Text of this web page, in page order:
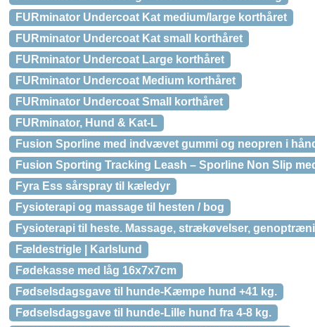
FURminator Undercoat Kat medium/large korthåret
FURminator Undercoat Kat small korthåret
FURminator Undercoat Large korthåret
FURminator Undercoat Medium korthåret
FURminator Undercoat Small korthåret
FURminator, Hund & Kat-L
Fusion Sporline med indvævet gummi og neopren i
Fusion Sporting Tracking Leash – Sporline Non Slip
Fyra Ess sårspray til kæledyr
Fysioterapi og massage til hesten / bog
Fysioterapi til heste. Massage, strækøvelser,
Fældestrigle | Karlslund
Fødekasse med låg 16x7x7cm
Fødselsdagsgave til hunde-Kæmpe hund +41 kg.
Fødselsdagsgave til hunde-Lille hund fra 4-8 kg.